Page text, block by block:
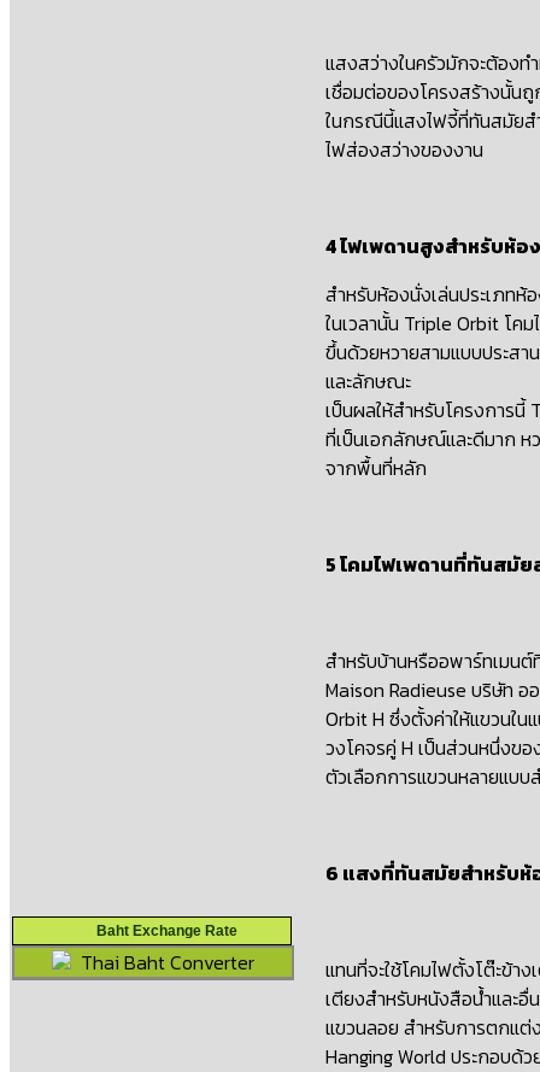
Baht Exchange Rate
Thai Baht Converter
แสงสว่างในครัวมักจะต้อง
เชื่อมต่อของโครงสร้างนั้น
ในกรณีนี้แสงไฟจี้ที่ทันสมัยสํ
ไฟส่องสว่างของงาน
4 ไฟเพดานสูงสําหรับห้อ
สําหรับห้องนั่งเล่นประเภท
ในเวลานั้น Triple Orbit โ
ขึ้นด้วยหวายสามแบบประส
และลักษณะ
เป็นผลให้สําหรับโครงกา
ที่เป็นเอกลักษณ์และดีมาก ห
จากพื้นที่หลัก
5 โคมไฟเพดานที่ทันสมั
สําหรับบ้านหรืออพาร์ทเมน
Maison Radieuse บริษัท อ
Orbit H ซึ่งตั้งค่าให้แขวนใ
วงโคจรคู่ H เป็นส่วนหนึ่งข
ตัวเลือกการแขวนหลายแบบ
6 แสงที่ทันสมัยสําหรับ
แทนที่จะใช้โคมไฟตั้งโต๊ะข้
เตียงสําหรับหนังสือน้ําและอื่
แขวนลอย สําหรับการตกแต่
Hanging World ประกอบ